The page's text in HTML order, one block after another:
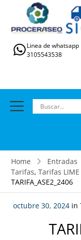
Linea de whatsapp
3105543538
Home
Entradas
Tarifas, Tarifas LIME
TARIFA_ASE2_2406
octubre 30, 2024 in